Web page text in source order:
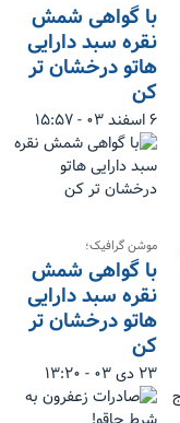
با گواهی شمش
نقره سبد دارایی
هاتو درخشان تر
کن
۶ اسفند ۰۳ - ۱۵:۵۷
موشن گرافیک؛
با گواهی شمش
نقره سبد دارایی
هاتو درخشان تر
کن
۲۳ دی ۰۳ - ۱۳:۲۰